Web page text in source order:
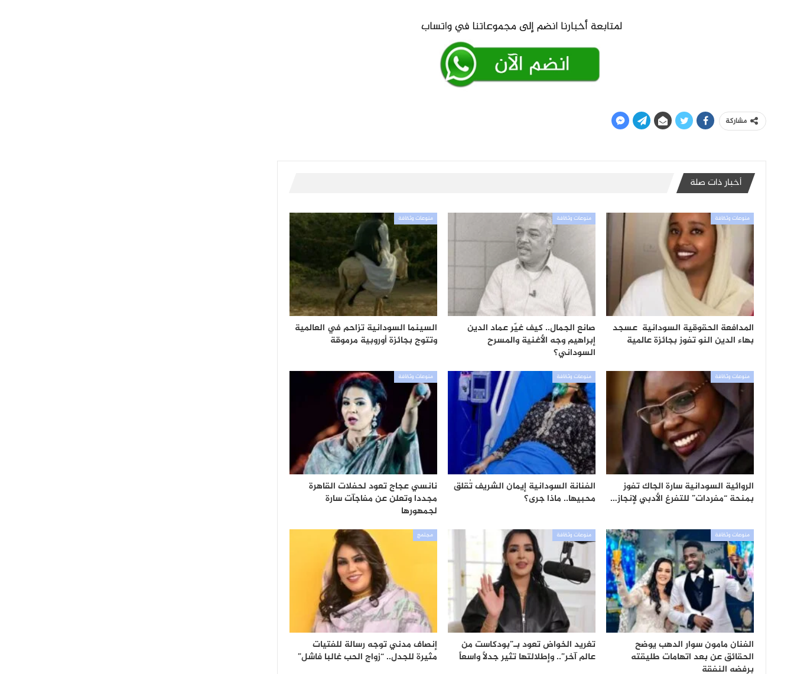
مشاركة
أخبار ذات صلة
منوعات وثقافة
المدافعة الحقوقية السودانية عسجد
بهاء الدين النو تفوز بجائزة عالمية
منوعات وثقافة
صانع الجمال.. كيف غيّر عماد الدين
إبراهيم وجه الأغنية والمسرح
السوداني؟
منوعات وثقافة
السينما السودانية تزاحم في العالمية
وتتوج بجائزة أوروبية مرموقة
منوعات وثقافة
الروائية السودانية سارة الجاك تفوز
بمنحة “مفردات” للتفرغ الأدبي لإنجاز…
منوعات وثقافة
الفنانة السودانية إيمان الشريف تُقلق
محبيها.. ماذا جرى؟
منوعات وثقافة
نانسي عجاج تعود لحفلات القاهرة
مجددا وتعلن عن مفاجآت سارة
لجمهورها
منوعات وثقافة
الفنان مامون سوار الدهب يوضح
الحقائق عن بعد اتهامات طليقته
برفضه النفقة
منوعات وثقافة
تغريد الخواض تعود بـ”بودكاست من
عالم آخر”.. وإطلالتها تثير جدلاً واسعاً
مجتمع
إنصاف مدني توجه رسالة للفتيات
مثيرة للجدل.. “زواج الحب غالبا فاشل”